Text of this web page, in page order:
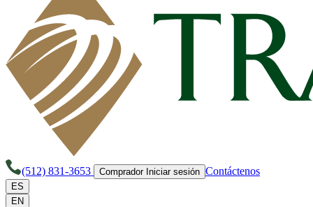
(512) 831-3653 Comprador Iniciar sesión Contáctenos
ES
EN